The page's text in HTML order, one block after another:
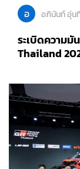
อ อภินันท์ อุ่น
ระเบิดความมั
Thailand